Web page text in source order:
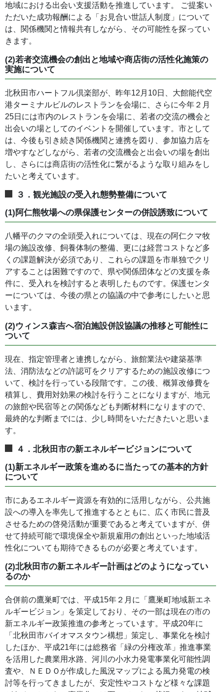
地域における出会い支援活動を推進しています。 ご提案い
ただいた成功報酬による「お見合い世話人制度」について
は、関係機関と情報共有しながら、その可能性を探ってい
きます。
(2)若者交流機会の創出と地域や商店街の活性化施策の
実施について
北秋田市ハートフル倶楽部が、昨年12月10日、大館能代空
港ターミナルビルのレストランを会場に、さらに今年２月
25日には市内のレストランを会場に、若者の交流の機会と
出会いの場としてのイベントを開催しています。市として
は、今後も引き続き関係機関と連携を図り、参加協力店を
増やすなどしながら、若者の交流機会と出会いの場を創出
し、さらには商店街の活性化に繋がるような取り組みをし
たいと考えています。
３．観光施設の受入れ態勢整備について
(1)阿仁熊牧場への県保護センターの併設誘致について
八幡平のクマの全頭受入れについては、現在の阿仁クマ牧
場の施設改修、飼養体制の整備、更には経営コストなど多
くの課題解決が必須であり、これらの課題を市単独でクリ
アすることは困難ですので、県や関係団体などの支援を条
件に、受入れを検討すると表明したものです。保護センタ
ーについては、今後の県との協議の中で参考にしたいと思
います。
(2)ウィンス森吉へ宿泊施設併設協議の推移と可能性に
ついて
現在、指定管理者と連携しながら、旅館業法や建築基準
法、消防法などの許認可をクリアするための施設改修につ
いて、検討を行っている段階です。この後、概算改修費を
積算し、費用対効果の検討を行うことになりますが、地元
の旅館や民宿等との関係なども判断材料になりますので、
最終的な判断までには、少し時間をいただきたいと思いま
す。
４．北秋田市の新エネルギービジョンについて
(1)新エネルギー政策を進めるに当たっての基本的方針
について
市にあるエネルギー資源を有効的に活用しながら、公共施
設への導入を率先して推進するとともに、広く市民に普及
させるための啓発活動が重要であると考えていますが、併
せて持続可能で環境保全や新規雇用の創出といった地域活
性化についても期待できるものが必要と考えています。
(2)北秋田市の新エネルギー計画はどのようになってい
るのか
合併前の鷹巣町では、平成15年２月に「鷹巣町地域新エネ
ルギービジョン」を策定しており、その一部は現在の市の
新エネルギー政策推進の参考とっています。平成20年に
「北秋田市バイオマスタウン構想」策定し、事業化を検討
したほか、平成21年には総務省「緑の分権改革」推進事業
を活用した農業用水路、河川の小水力発電事業化可能性調
査や、ＮＥＤＯが作成した風況マップによる風力発電の検
討等を行ってきましたが、安定性やコストなど様々な課題